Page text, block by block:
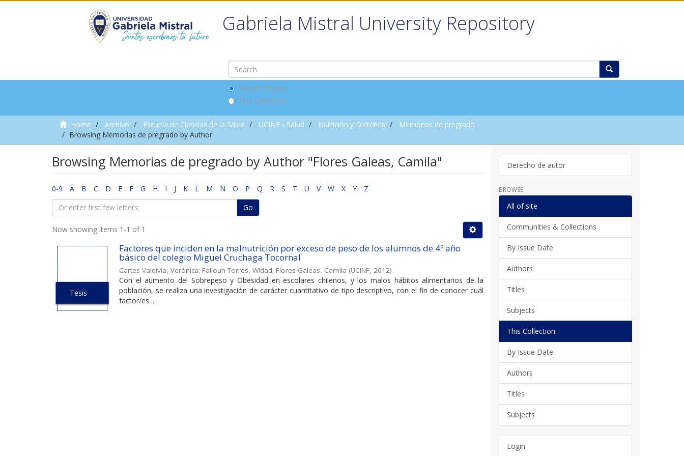
Gabriela Mistral University Repository
Search DSpace
This Collection
Home Archivo Escuela de Ciencias de la Salud UCINF - Salud Nutrición y Dietética
Memorias de pregrado
Browsing Memorias de pregrado by Author
Browsing Memorias de pregrado by Author "Flores Galeas, Camila"
0-9 A B C D E F G H I J K L M N O P Q R S T U V W X Y
Z
Go
Now showing items 1-1 of 1
Tesis
Factores que inciden en la malnutrición por exceso de peso de los alumnos de 4º año
básico del colegio Miguel Cruchaga Tocornal
Cartes Valdivia, Verónica; Fallouh Torres, Widad; Flores Galeas, Camila (UCINF, 2012)
Con el aumento del Sobrepeso y Obesidad en escolares chilenos, y los malos hábitos alimentarios de la
población, se realiza una investigación de carácter cuantitativo de tipo descriptivo, con el fin de conocer cuál
factor/es ...
Derecho de autor
BROWSE
All of site
Communities & Collections
By Issue Date
Authors
Titles
Subjects
This Collection
By Issue Date
Authors
Titles
Subjects
Login